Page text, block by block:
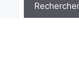
Rechercher